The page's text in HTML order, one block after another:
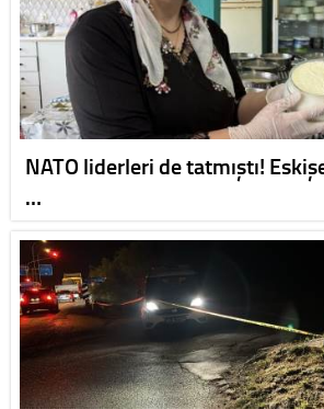
NATO liderleri de tatmıştı!
…